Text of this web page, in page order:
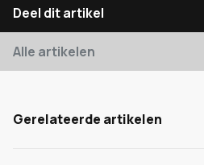
Deel dit artikel
Alle artikelen
Gerelateerde artikelen